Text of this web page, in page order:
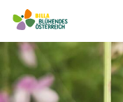
Image